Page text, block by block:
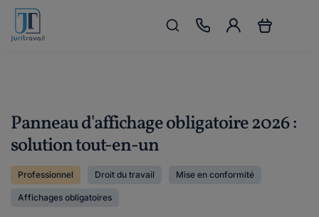
Panneau d'affichage obligatoire 2026 :
solution tout-en-un
Professionnel Droit du travail Mise en conformité
Affichages obligatoires